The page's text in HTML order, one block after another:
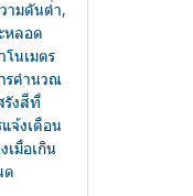
ามดันต่ำ,
หลอด
นเมตร
รคำนวณ
รังสีที่
จ้งเตือน
เมื่อเกิน
ด